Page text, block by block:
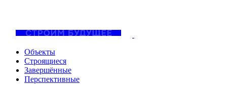
Объекты
Строящиеся
Завершённые
Перспективные